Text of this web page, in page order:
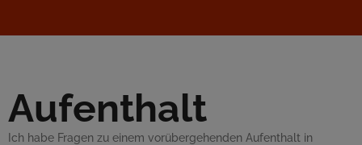
Aufenthalt
Ich habe Fragen zu einem vorübergehenden Aufenthalt in